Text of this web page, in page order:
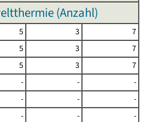
(Anzahl)
5 3
7
5 3
7
5 3
7
- -
-
- -
-
- -
-